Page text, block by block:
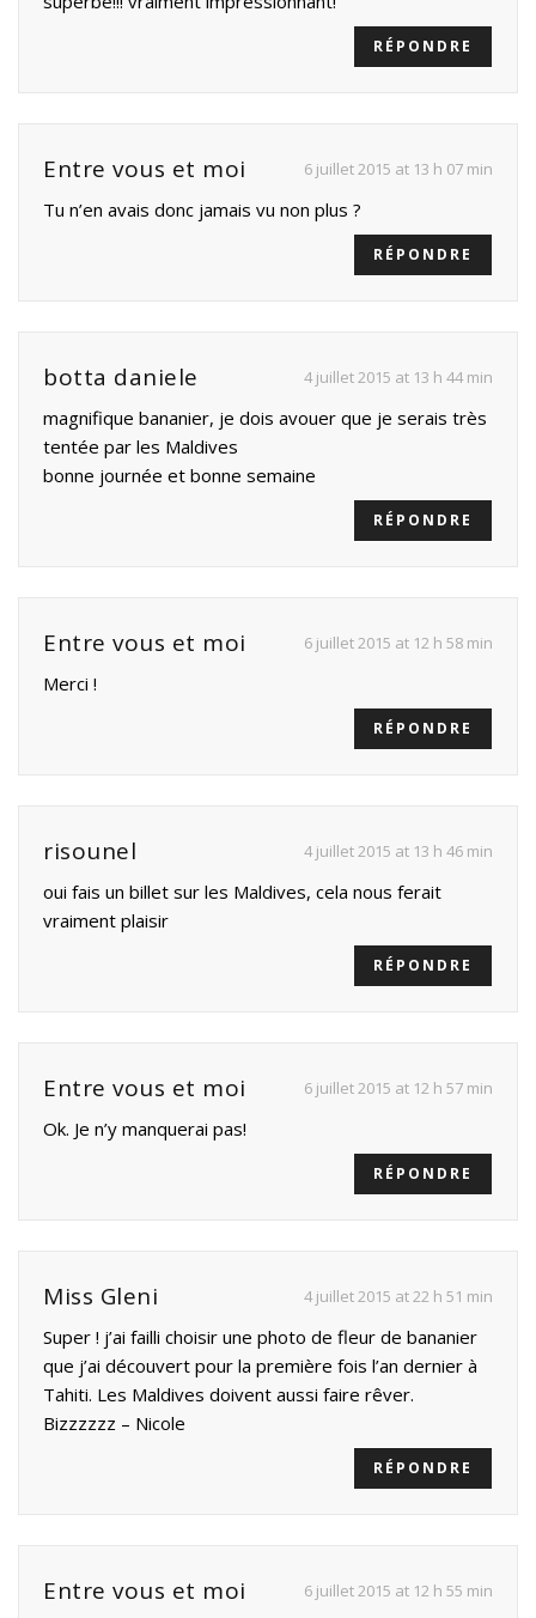
RÉPONDRE
Entre vous et moi 6 juillet 2015 at 13 h 07 min
Tu n’en avais donc jamais vu non plus ?
RÉPONDRE
botta daniele 4 juillet 2015 at 13 h 44 min
magnifique bananier, je dois avouer que je serais très
tentée par les Maldives
bonne journée et bonne semaine
RÉPONDRE
Entre vous et moi 6 juillet 2015 at 12 h 58 min
Merci !
RÉPONDRE
risounel 4 juillet 2015 at 13 h 46 min
oui fais un billet sur les Maldives, cela nous ferait
vraiment plaisir
RÉPONDRE
Entre vous et moi 6 juillet 2015 at 12 h 57 min
Ok. Je n’y manquerai pas!
RÉPONDRE
Miss Gleni 4 juillet 2015 at 22 h 51 min
Super ! j’ai failli choisir une photo de fleur de bananier
que j’ai découvert pour la première fois l’an dernier à
Tahiti. Les Maldives doivent aussi faire rêver.
Bizzzzzz – Nicole
RÉPONDRE
Entre vous et moi 6 juillet 2015 at 12 h 55 min